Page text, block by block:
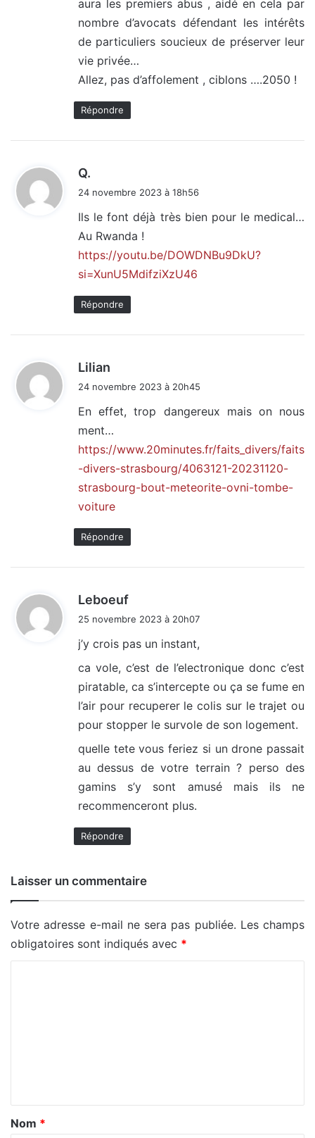
aura les premiers abus , aidé en cela par
nombre d’avocats défendant les intérêts
de particuliers soucieux de préserver leur
vie privée…
Allez, pas d’affolement , ciblons ….2050 !
Répondre
Q.
:
24 novembre 2023 à 18h56
Ils le font déjà très bien pour le medical…
Au Rwanda !
https://youtu.be/DOWDNBu9DkU?
si=XunU5MdifziXzU46
Répondre
Lilian
24 novembre 2023 à 20h45
En effet, trop dangereux mais on nous
ment…
https://www.20minutes.fr/faits_divers/faits
-divers-strasbourg/4063121-20231120-
strasbourg-bout-meteorite-ovni-tombe-
voiture
Répondre
Leboeuf
25 novembre 2023 à 20h07
j’y crois pas un instant,
ca vole, c’est de l’electronique donc c’est
piratable, ca s’intercepte ou ça se fume en
l’air pour recuperer le colis sur le trajet ou
pour stopper le survole de son logement.
quelle tete vous feriez si un drone passait
au dessus de votre terrain ? perso des
gamins s’y sont amusé mais ils ne
recommenceront plus.
Répondre
Laisser un commentaire
Votre adresse e-mail ne sera pas publiée. Les champs
obligatoires sont indiqués avec *
a
Nom *